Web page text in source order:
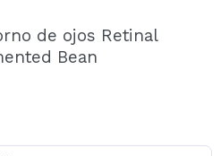
podrás realizar
el estado de tus
de ojos Retinal
Bean